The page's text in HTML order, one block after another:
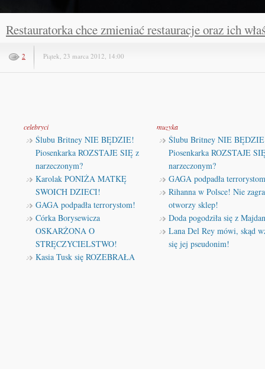
Restauratorka chce zmieniać restauracje oraz ich
2 Piątek, 23 marca 2012, 14:00
celebryci
Ślubu Britney NIE BĘDZIE!
Piosenkarka ROZSTAJE SIĘ z
narzeczonym?
Karolak PONIŻA MATKĘ
SWOICH DZIECI!
GAGA podpadła terrorystom!
Córka Borysewicza
OSKARŻONA O
STRĘCZYCIELSTWO!
Kasia Tusk się ROZEBRAŁA
muzyka
Ślubu Britney NIE
Piosenkarka ROZSTAJE
narzeczonym?
GAGA podpadła
Rihanna w Polsce! Nie
otworzy sklep!
Doda pogodziła się z
Lana Del Rey mówi, skąd
się jej pseudonim!